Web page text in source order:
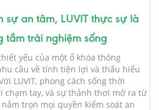
sự an tâm, LUVIT thực sự là
tầm trải nghiệm sống
yếu của một ổ khóa thông
cầu về tính tiện lợi và thấu hiểu
LUVIT, phong cách sống thời
chạm tay, và sự thảnh thơi mở ra từ
trọn mọi quyền kiểm soát an